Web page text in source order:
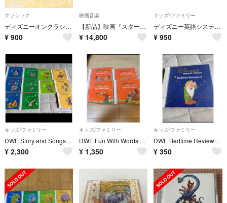
クラシック
ディズニーオンクラシック〜まほうの夜の音楽会 2010 CD Disney
¥ 900
映画音楽
【新品】映画『スターウォーズ マンダロリアンアンドグローグー』限定盤サントラCD
¥ 14,800
キッズ/ファミリー
ディズニー英語システム Bedtime Reviews ディズニー CD DWE
¥ 950
キッズ/ファミリー
DWE Story and Songs 12枚セット CD
¥ 2,300
キッズ/ファミリー
DWE Fun With Words 1.2.3.4.CD4枚セット
¥ 1,350
キッズ/ファミリー
DWE Bedtime Reviews 2 CD 新品
¥ 350